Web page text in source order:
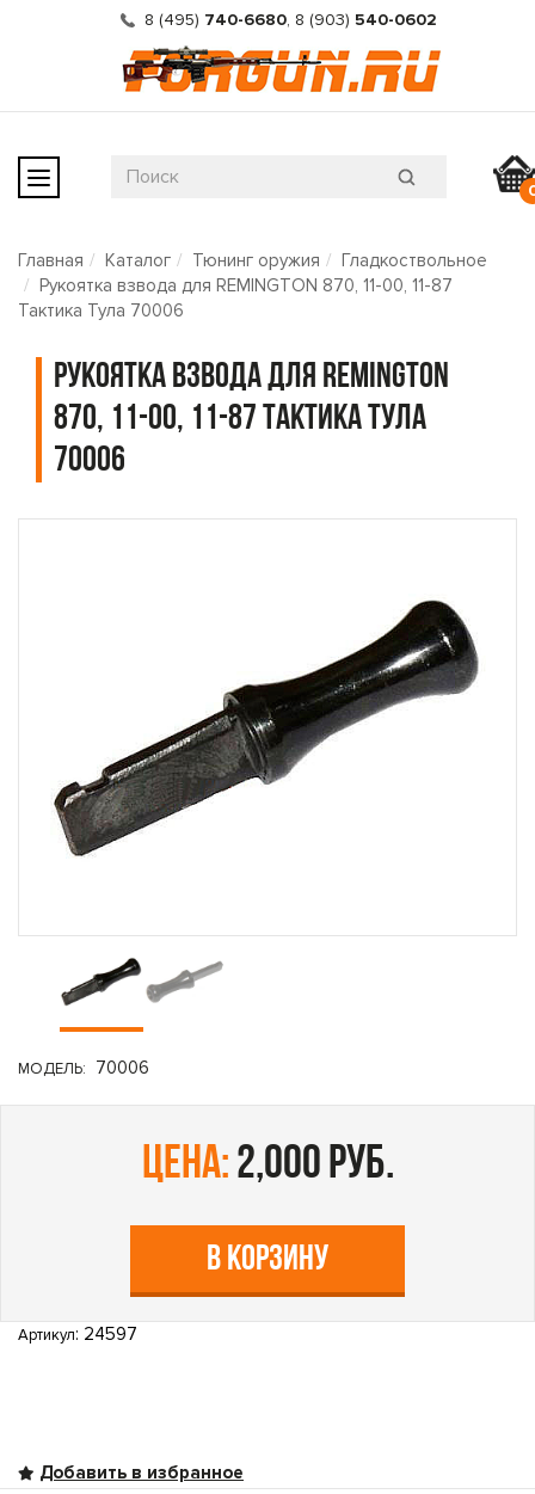
8 (495) 740-6680, 8 (903) 540-0602
Главная Каталог Тюнинг оружия
Гладкоствольное
Рукоятка взвода для REMINGTON 870, 11-00, 11-87
Тактика Тула 70006
Рукоятка взвода для REMINGTON
870, 11-00, 11-87 Тактика Тула
70006
МОДЕЛЬ: 70006
цена: 2,000 руб.
В КОРЗИНУ
Артикул: 24597